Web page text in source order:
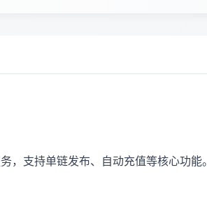
支持单链发布、自动充值等核心功能。